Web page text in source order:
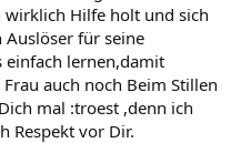
Hilfe holt und sich
Auslöser für seine
einfach lernen,damit
auch noch Beim Stillen
mal :troest ,denn ich
Respekt vor Dir.